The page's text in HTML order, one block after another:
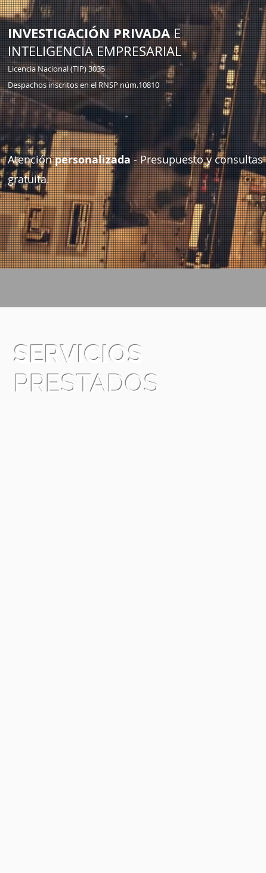
INVESTIGACIÓN PRIVADAE
INTELIGENCIA EMPRESARIAL
Licencia Nacional (TIP) 3035
Despachos inscritos en el RNSP núm.10810
Atenciónpersonalizada- Presupuesto y consultas
gratuita.
SERVICIOS
PRESTADOS